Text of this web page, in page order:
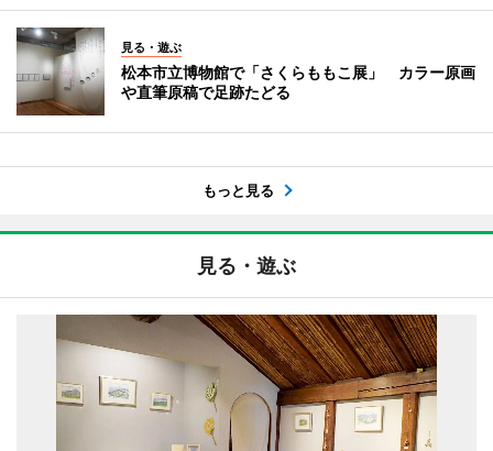
見る・遊ぶ
松本市立博物館で「さくらももこ展」 カラー原画
や直筆原稿で足跡たどる
もっと見る
見る・遊ぶ